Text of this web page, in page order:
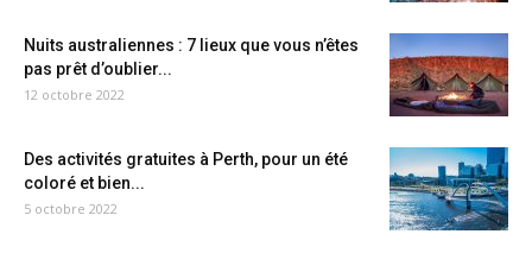
Nuits australiennes : 7 lieux que vous n’êtes
pas prêt d’oublier...
12 octobre 2022
Des activités gratuites à Perth, pour un été
coloré et bien...
5 octobre 2022